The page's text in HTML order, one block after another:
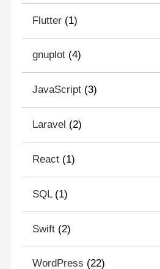
Flutter(1)
gnuplot(4)
JavaScript(3)
Laravel (2)
React(1)
SQL(1)
Swift(2)
WordPress (22)